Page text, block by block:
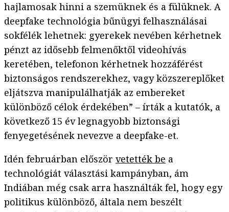
hajlamosak hinni a szemüknek és a fülüknek. A
deepfake technológia bűnügyi felhasználásai
sokfélék lehetnek: gyerekek nevében kérhetnek
pénzt az idősebb felmenőktől videohívás
keretében, telefonon kérhetnek hozzáférést
biztonságos rendszerekhez, vagy közszereplőket
eljátszva manipulálhatják az embereket
különböző célok érdekében” – írták a kutatók, a
következő 15 év legnagyobb biztonsági
fenyegetésének nevezve a deepfake-et.
Idén februárban először vetették be a
technológiát választási kampányban, ám
Indiában még csak arra használták fel, hogy egy
politikus különböző, általa nem beszélt